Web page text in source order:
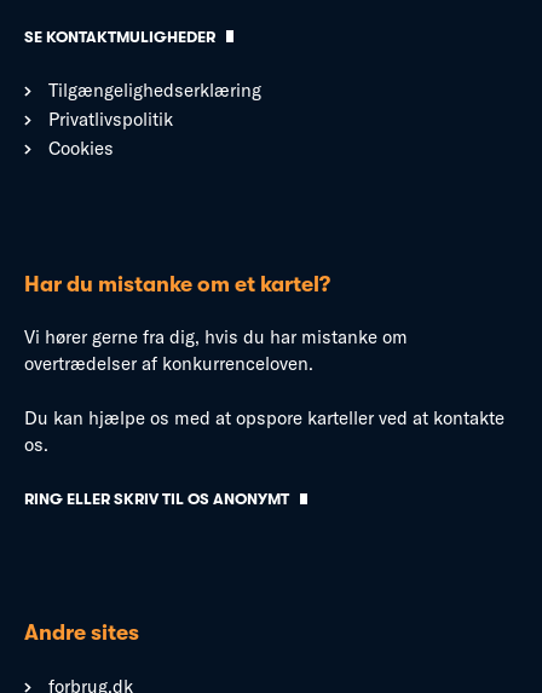
SE KONTAKTMULIGHEDER
Tilgængelighedserklæring
Privatlivspolitik
Cookies
Har du mistanke om et kartel?
Vi hører gerne fra dig, hvis du har mistanke om
overtrædelser af konkurrenceloven.
Du kan hjælpe os med at opspore karteller ved at kontakte
os.
RING ELLER SKRIV TIL OS ANONYMT
Andre sites
forbrug.dk